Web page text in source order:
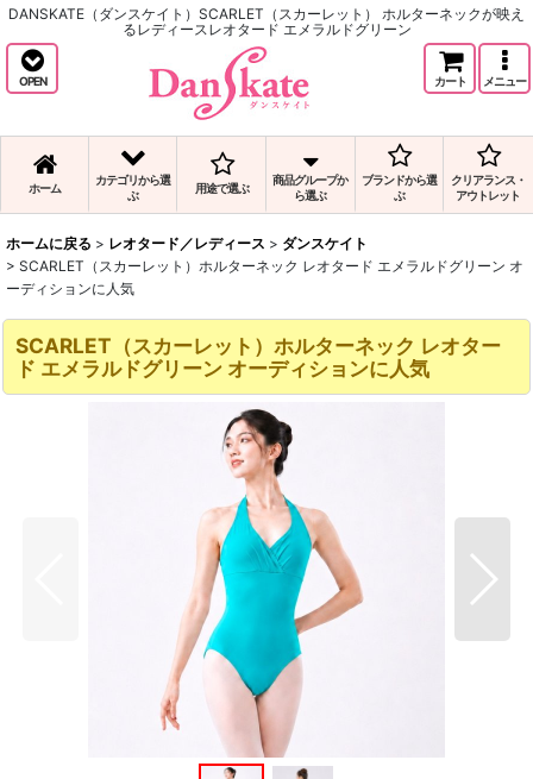
DANSKATE（ダンスケイト）SCARLET（スカーレット） ホルターネックが映え
るレディースレオタード エメラルドグリーン
OPEN カート メニュー
ホーム
カテゴリから選
ぶ
用途で選ぶ
商品グループか
ら選ぶ
ブランドから選
ぶ
クリアランス・
アウトレット
ホームに戻る > レオタード／レディース > ダンスケイト
> SCARLET（スカーレット）ホルターネック レオタード エメラルドグリーン オ
ーディションに人気
SCARLET（スカーレット）ホルターネック レオター
ド エメラルドグリーン オーディションに人気